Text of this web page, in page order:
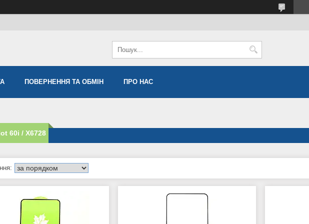
ПОВЕРНЕННЯ ТА ОБМІН ПРО НАС
60i / X6728